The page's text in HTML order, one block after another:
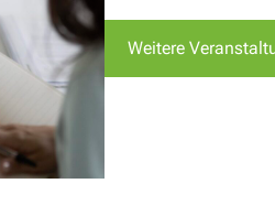
Weitere